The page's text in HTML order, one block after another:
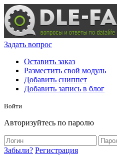
Задать вопрос
Оставить заказ
Разместить свой модуль
Добавить сниппет
Добавить запись в блог
Войти
Авторизуйтесь по паролю
Забыли? Регистрация